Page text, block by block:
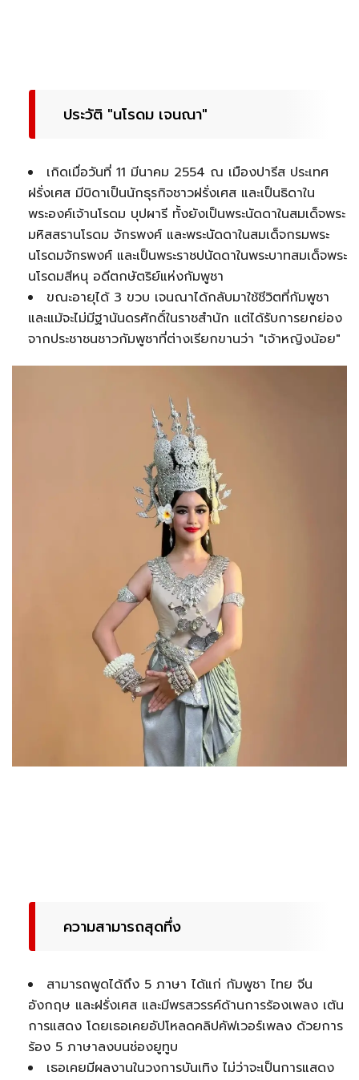
ประวัติ "นโรดม เจนณา"
เกิดเมื่อวันที่ 11 มีนาคม 2554 ณ เมืองปารีส ประเทศ
ฝรั่งเศส มีบิดาเป็นนักธุรกิจชาวฝรั่งเศส และเป็นธิดาใน
พระองค์เจ้านโรดม บุปผารี ทั้งยังเป็นพระนัดดาในสมเด็จพระ
มหิสสรานโรดม จักรพงศ์ และพระนัดดาในสมเด็จกรมพระ
นโรดมจักรพงศ์ และเป็นพระราชปนัดดาในพระบาทสมเด็จพระ
นโรดมสีหนุ อดีตกษัตริย์แห่งกัมพูชา
ขณะอายุได้ 3 ขวบ เจนณาได้กลับมาใช้ชีวิตที่กัมพูชา
และแม้จะไม่มีฐานันดรศักดิ์ในราชสำนัก แต่ได้รับการยกย่อง
จากประชาชนชาวกัมพูชาที่ต่างเรียกขานว่า "เจ้าหญิงน้อย"
ความสามารถสุดทึ่ง
สามารถพูดได้ถึง 5 ภาษา ได้แก่ กัมพูชา ไทย จีน
อังกฤษ และฝรั่งเศส และมีพรสวรรค์ด้านการร้องเพลง เต้น
การแสดง โดยเธอเคยอัปโหลดคลิปคัฟเวอร์เพลง ด้วยการ
ร้อง 5 ภาษาลงบนช่องยูทูบ
เธอเคยมีผลงานในวงการบันเทิง ไม่ว่าจะเป็นการแสดง